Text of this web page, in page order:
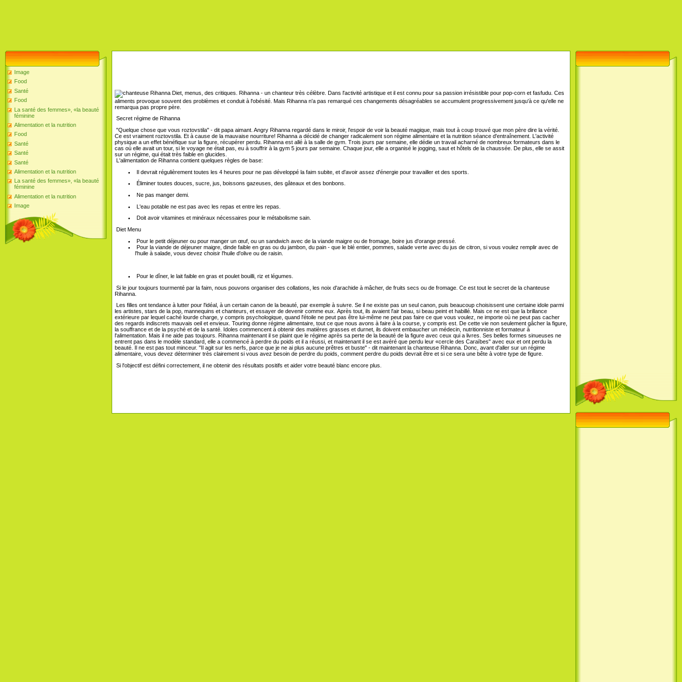
Image
Food
Santé
Food
La santé des femmes», «la beauté
féminine
Alimentation et la nutrition
Food
Santé
Santé
Santé
Alimentation et la nutrition
La santé des femmes», «la beauté
féminine
Alimentation et la nutrition
Image
Rihanna - un chanteur très célèbre. Dans l'activité artistique et il est connu pour sa passion irrésistible pour pop-corn et fasfudu. Ces
aliments provoque souvent des problèmes et conduit à l'obésité. Mais Rihanna n'a pas remarqué ces changements désagréables se accumulent progressivement jusqu'à ce qu'elle ne
remarqua pas propre père.
Secret régime de Rihanna
"Quelque chose que vous roztovstila" - dit papa aimant. Angry Rihanna regardé dans le miroir, l'espoir de voir la beauté magique, mais tout à coup trouvé que mon père dire la vérité.
Ce est vraiment roztovstila. Et à cause de la mauvaise nourriture! Rihanna a décidé de changer radicalement son régime alimentaire et la nutrition séance d'entraînement. L'activité
physique a un effet bénéfique sur la figure, récupérer perdu. Rihanna est allé à la salle de gym. Trois jours par semaine, elle dédie un travail acharné de nombreux formateurs dans le
cas où elle avait un tour, si le voyage ne était pas, eu à souffrir à la gym 5 jours par semaine. Chaque jour, elle a organisé le jogging, saut et hôtels de la chaussée. De plus, elle se assit
sur un régime, qui était très faible en glucides.
L'alimentation de Rihanna contient quelques règles de base:
Il devrait régulièrement toutes les 4 heures pour ne pas développé la faim subite, et d'avoir assez d'énergie pour travailler et des sports.
Éliminer toutes douces, sucre, jus, boissons gazeuses, des gâteaux et des bonbons.
Ne pas manger demi.
L'eau potable ne est pas avec les repas et entre les repas.
Doit avoir vitamines et minéraux nécessaires pour le métabolisme sain.
Diet Menu
Pour le petit déjeuner ou pour manger un œuf, ou un sandwich avec de la viande maigre ou de fromage, boire jus d'orange pressé.
Pour la viande de déjeuner maigre, dinde faible en gras ou du jambon, du pain - que le blé entier, pommes, salade verte avec du jus de citron, si vous voulez remplir avec de
l'huile à salade, vous devez choisir l'huile d'olive ou de raisin.
Pour le dîner, le lait faible en gras et poulet bouilli, riz et légumes.
Si le jour toujours tourmenté par la faim, nous pouvons organiser des collations, les noix d'arachide à mâcher, de fruits secs ou de fromage. Ce est tout le secret de la chanteuse
Rihanna.
Les filles ont tendance à lutter pour l'idéal, à un certain canon de la beauté, par exemple à suivre. Se il ne existe pas un seul canon, puis beaucoup choisissent une certaine idole parmi
les artistes, stars de la pop, mannequins et chanteurs, et essayer de devenir comme eux. Après tout, ils avaient l'air beau, si beau peint et habillé. Mais ce ne est que la brillance
extérieure par lequel caché lourde charge, y compris psychologique, quand l'étoile ne peut pas être lui-même ne peut pas faire ce que vous voulez, ne importe où ne peut pas cacher
des regards indiscrets mauvais oeil et envieux. Touring donne régime alimentaire, tout ce que nous avons à faire à la course, y compris est. De cette vie non seulement gâcher la figure,
la souffrance et de la psyché et de la santé. Idoles commencent à obtenir des matières grasses et durnet, ils doivent embaucher un médecin, nutritionniste et formateur à
l'alimentation. Mais il ne aide pas toujours. Rihanna maintenant il se plaint que le régime après sa perte de la beauté de la figure avec ceux qui a livres. Ses belles formes sinueuses ne
entrent pas dans le modèle standard, elle a commencé à perdre du poids et il a réussi, et maintenant il se est avéré que perdu leur «cercle des Caraïbes" avec eux et ont perdu la
beauté. Il ne est pas tout minceur. "Il agit sur les nerfs, parce que je ne ai plus aucune prêtres et buste" - dit maintenant la chanteuse Rihanna. Donc, avant d'aller sur un régime
alimentaire, vous devez déterminer très clairement si vous avez besoin de perdre du poids, comment perdre du poids devrait être et si ce sera une bête à votre type de figure.
Si l'objectif est défini correctement, il ne obtenir des résultats positifs et aider votre beauté blanc encore plus.